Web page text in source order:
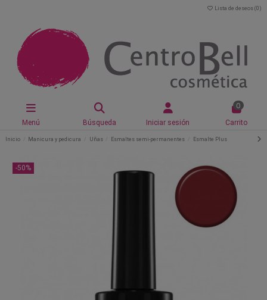
Lista de deseos (0 )
Menú Búsqueda Iniciar sesión
0
Carrito
Inicio Manicura y pedicura Uñas Esmaltes semi-permanentes Esmalte Plus
-50%